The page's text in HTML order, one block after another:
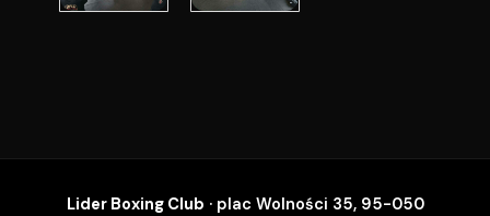
SZYBKI ZAPIS
Lider Boxing Club · plac Wolności 35, 95-050